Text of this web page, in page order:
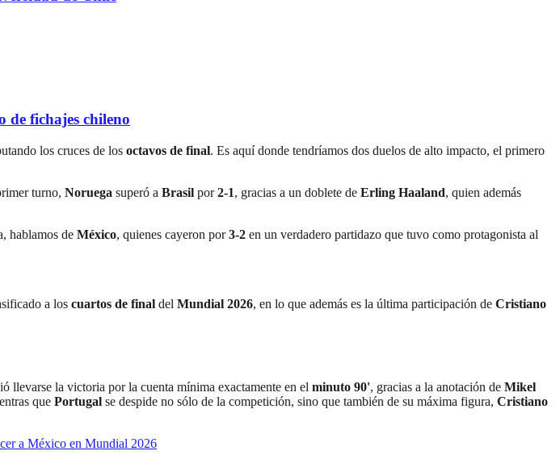
de fichajes chileno
los cruces de los octavos de final. Es aquí donde tendríamos dos duelos de alto impacto, el primero
turno, Noruega superó a Brasil por2-1, gracias a un doblete de Erling Haaland, quien además
hablamos de México, quienes cayeron por3-2 en un verdadero partidazo que tuvo como protagonista al
a los cuartos de final del Mundial 2026, en lo que además es la última participación de Cristiano
llevarse la victoria por la cuenta mínima exactamente en el minuto 90', gracias a la anotación de Mikel
que Portugal se despide no sólo de la competición, sino que también de su máxima figura, Cristiano
a México en Mundial 2026